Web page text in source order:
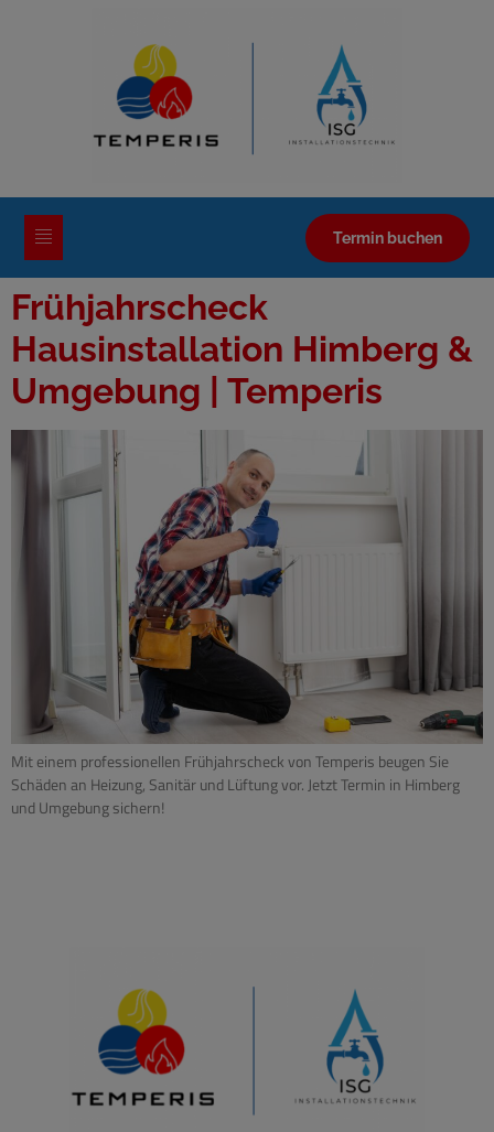
Termin buchen
Frühjahrscheck
Hausinstallation Himberg &
Umgebung | Temperis
Mit einem professionellen Frühjahrscheck von Temperis beugen Sie
Schäden an Heizung, Sanitär und Lüftung vor. Jetzt Termin in Himberg
und Umgebung sichern!